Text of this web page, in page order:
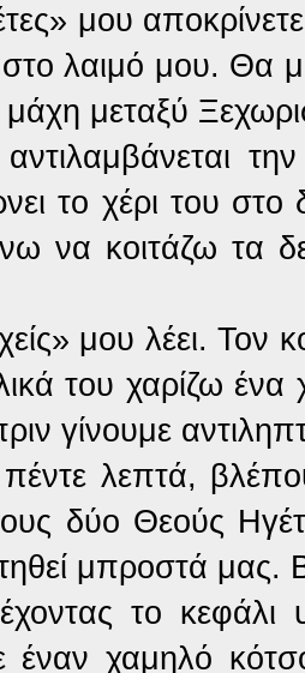
μου
στο λαιμό μου. Θα
μάχη μεταξύ
το χέρι του
να κοιτάζω τα
μου λέει. Τον
του χαρίζω
γίνουμε
λεπτά,
δύο Θεούς
μπροστά μας.
το κεφάλι
έναν χαμηλό